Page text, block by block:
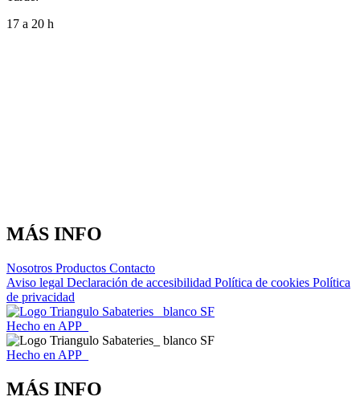
17 a 20 h
MÁS INFO
Nosotros Productos Contacto
Aviso legal Declaración de accesibilidad Política de cookies Política
de privacidad
Hecho en APP_
Hecho en APP_
MÁS INFO